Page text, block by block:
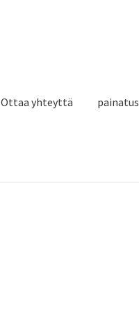
Ottaa yhteyttä painatus